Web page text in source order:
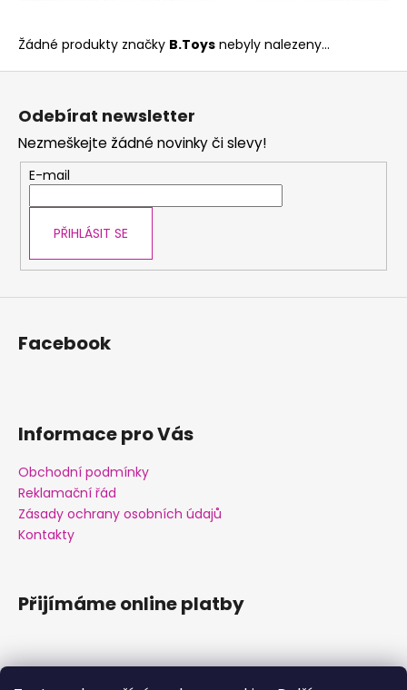
Žádné produkty značky B.Toys nebyly nalezeny...
Odebírat newsletter
Nezmeškejte žádné novinky či slevy!
E-mail
PŘIHLÁSIT SE
Facebook
Informace pro Vás
Obchodní podmínky
Reklamační řád
Zásady ochrany osobních údajů
Kontakty
Přijímáme online platby